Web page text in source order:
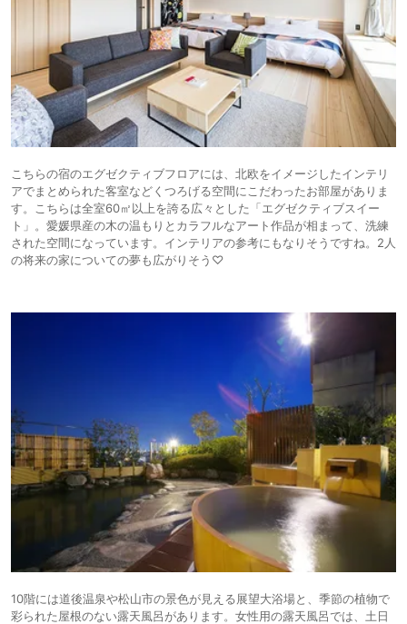
こちらの宿のエグゼクティブフロアには、北欧をイメージしたインテリ
アでまとめられた客室などくつろげる空間にこだわったお部屋がありま
す。こちらは全室60㎡以上を誇る広々とした「エグゼクティブスイー
ト」。愛媛県産の木の温もりとカラフルなアート作品が相まって、洗練
された空間になっています。インテリアの参考にもなりそうですね。2人
の将来の家についての夢も広がりそう♡
10階には道後温泉や松山市の景色が見える展望大浴場と、季節の植物で
彩られた屋根のない露天風呂があります。女性用の露天風呂では、土日